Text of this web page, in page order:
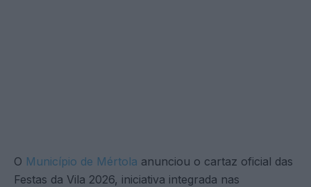
O Município de Mértola anunciou o cartaz oficial das
Festas da Vila 2026, iniciativa integrada nas